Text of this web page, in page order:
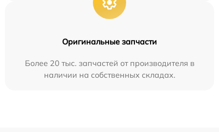
Оригинальные запчасти
Более 20 тыс. запчастей от производителя в
наличии на собственных складах.